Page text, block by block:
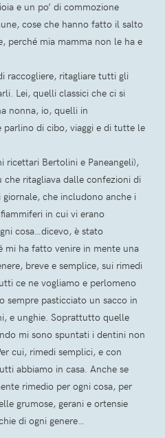
e un po’ di commozione
cose che hanno fatto il salto
perché mia mamma non le ha e
raccogliere, ritagliare tutti gli
Lei, quelli classici che ci si
nonna, io, quelli in
parlino di cibo, viaggi e di tutte le
ricettari Bertolini e Paneangeli),
ritagliava dalle confezioni di
che includono anche i
in cui vi erano
cosa…dicevo, è stato
mi ha fatto venire in mente una
breve e semplice, sui rimedi
ce ne vogliamo e perlomeno
sempre pasticciato un sacco in
e unghie. Soprattutto quelle
mi sono spuntati i dentini non
cui, rimedi semplici, e con
abbiamo in casa. Anche se
rimedio per ogni cosa, per
grumose, gerani e ortensie
di ogni genere…